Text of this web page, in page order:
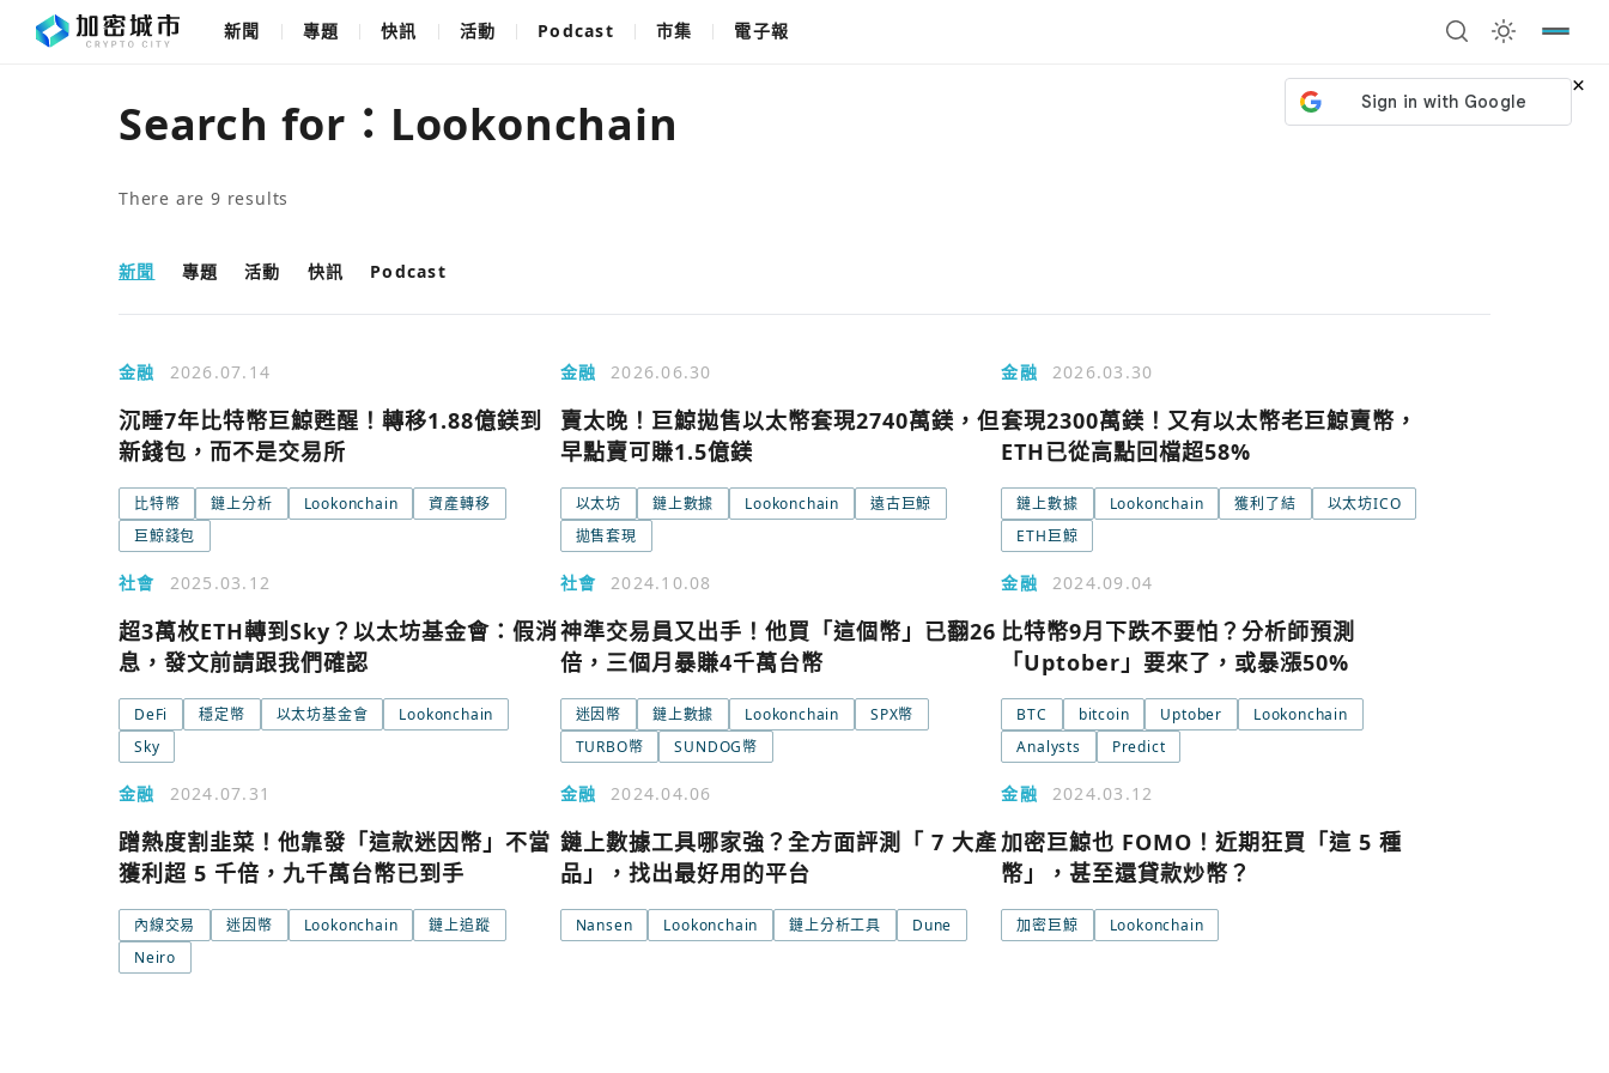
新聞 專題 快訊 活動 Podcast 市集 電子報
Search for： Lookonchain
There are 9 results
新聞 專題 活動 快訊 Podcast
金融 2026.07.14
沉睡7年比特幣巨鯨甦醒！轉移1.88億鎂到
新錢包，而不是交易所
比特幣 鏈上分析 Lookonchain
資產轉移
巨鯨錢包
金融 2026.06.30
賣太晚！巨鯨拋售以太幣套現2740萬鎂，但
早點賣可賺1.5億鎂
以太坊 鏈上數據 Lookonchain
遠古巨鯨
拋售套現
金融 2026.03.30
套現2300萬鎂！又有以太幣老巨鯨賣幣，
ETH已從高點回檔超58%
鏈上數據 Lookonchain 獲利了結
以太坊ICO
ETH巨鯨
社會 2025.03.12
超3萬枚ETH轉到Sky？以太坊基金會：假消
息，發文前請跟我們確認
DeFi 穩定幣 以太坊基金會
Lookonchain
Sky
社會 2024.10.08
神準交易員又出手！他買「這個幣」已翻26
倍，三個月暴賺4千萬台幣
迷因幣 鏈上數據 Lookonchain
SPX幣
TURBO幣
SUNDOG幣
金融 2024.09.04
比特幣9月下跌不要怕？分析師預測
「Uptober」要來了，或暴漲50%
BTC bitcoin Uptober
Lookonchain
Analysts
Predict
金融 2024.07.31
蹭熱度割韭菜！他靠發「這款迷因幣」不當
獲利超 5 千倍，九千萬台幣已到手
內線交易 迷因幣 Lookonchain
鏈上追蹤
Neiro
金融 2024.04.06
鏈上數據工具哪家強？全方面評測「 7 大產
品」，找出最好用的平台
Nansen Lookonchain 鏈上分析工具 Dune
金融 2024.03.12
加密巨鯨也 FOMO！近期狂買「這 5 種
幣」，甚至還貸款炒幣？
加密巨鯨 Lookonchain
今日熱門
Google
Apple
Email
繼續表示您已同意 服務條款與隱私政策
×